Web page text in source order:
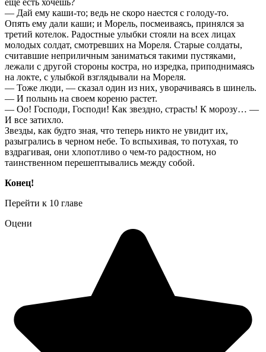
— Дай ему каши-то; ведь не скоро наестся с голоду-то.
Опять ему дали каши; и Морель, посмеиваясь, принялся за
третий котелок. Радостные улыбки стояли на всех лицах
молодых солдат, смотревших на Мореля. Старые солдаты,
считавшие неприличным заниматься такими пустяками,
лежали с другой стороны костра, но изредка, приподнимаясь
на локте, с улыбкой взглядывали на Мореля.
— Тоже люди, — сказал один из них, уворачиваясь в шинель.
— И полынь на своем кореню растет.
— Оо! Господи, Господи! Как звездно, страсть! К морозу… —
И все затихло.
Звезды, как будто зная, что теперь никто не увидит их,
разыгрались в черном небе. То вспыхивая, то потухая, то
вздрагивая, они хлопотливо о чем-то радостном, но
таинственном перешептывались между собой.
Конец!
Перейти к 10 главе
Оцени